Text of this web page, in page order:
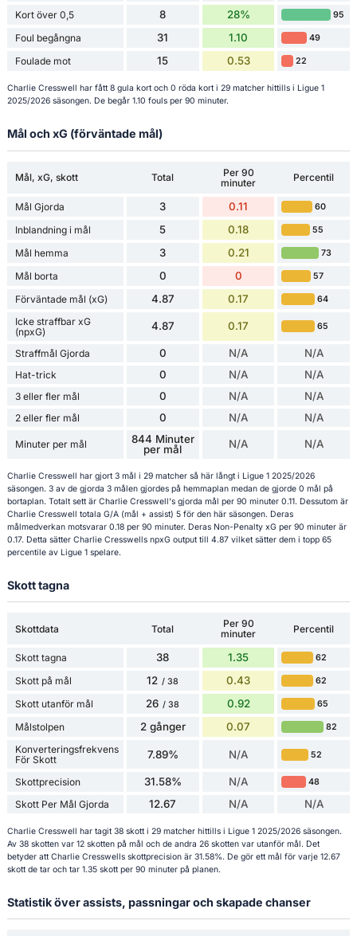
Kort över 0,5 8 28% 95
Foul begångna 31 1.10 49
Foulade mot 15 0.53 22
Charlie Cresswell har fått 8 gula kort och 0 röda kort i 29 matcher hittills i Ligue 1
2025/2026 säsongen. De begår 1.10 fouls per 90 minuter.
Mål och xG (förväntade mål)
Mål, xG, skott Total
Per 90
minuter
Percentil
Mål Gjorda 3 0.11 60
Inblandning i mål 5 0.18 55
Mål hemma 3 0.21 73
Mål borta 0 0 57
Förväntade mål (xG) 4.87 0.17 64
Icke straffbar xG
(npxG)
4.87 0.17 65
Straffmål Gjorda 0 N/A N/A
Hat-trick 0 N/A N/A
3 eller fler mål 0 N/A N/A
2 eller fler mål 0 N/A N/A
Minuter per mål
844 Minuter
per mål
N/A N/A
Charlie Cresswell har gjort 3 mål i 29 matcher så här långt i Ligue 1 2025/2026
säsongen. 3 av de gjorda 3 målen gjordes på hemmaplan medan de gjorde 0 mål på
bortaplan. Totalt sett är Charlie Cresswell's gjorda mål per 90 minuter 0.11. Dessutom är
Charlie Cresswell totala G/A (mål + assist) 5 för den här säsongen. Deras
målmedverkan motsvarar 0.18 per 90 minuter. Deras Non-Penalty xG per 90 minuter är
0.17. Detta sätter Charlie Cresswells npxG output till 4.87 vilket sätter dem i topp 65
percentile av Ligue 1 spelare.
Skott tagna
Skottdata Total
Per 90
minuter
Percentil
Skott tagna 38 1.35 62
Skott på mål 12 / 38 0.43 62
Skott utanför mål 26 / 38 0.92 65
Målstolpen 2 gånger 0.07 82
Konverteringsfrekvens
För Skott
7.89% N/A 52
Skottprecision 31.58% N/A 48
Skott Per Mål Gjorda 12.67 N/A N/A
Charlie Cresswell har tagit 38 skott i 29 matcher hittills i Ligue 1 2025/2026 säsongen.
Av 38 skotten var 12 skotten på mål och de andra 26 skotten var utanför mål. Det
betyder att Charlie Cresswells skottprecision är 31.58%. De gör ett mål för varje 12.67
skott de tar och tar 1.35 skott per 90 minuter på planen.
Statistik över assists, passningar och skapade chanser